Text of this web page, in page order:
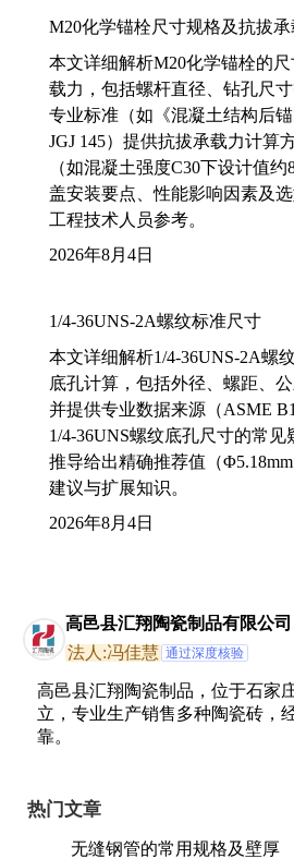
M20化学锚栓尺寸规格及抗拔
本文详细解析M20化学锚栓的
载力，包括螺杆直径、钻孔尺
专业标准（如《混凝土结构后锚
JGJ 145）提供抗拔承载力计算
（如混凝土强度C30下设计值
盖安装要点、性能影响因素及
工程技术人员参考。
2026年8月4日
1/4-36UNS-2A螺纹标准尺寸
本文详细解析1/4-36UNS-2A螺
底孔计算，包括外径、螺距、
并提供专业数据来源（ASME
1/4-36UNS螺纹底孔尺寸的常
推导给出精确推荐值（
建议与扩展知识。
2026年8月4日
高邑县汇翔陶瓷制品有限公司
法人:冯佳慧 通过深度核验
高邑县汇翔陶瓷制品，位于石家
立，专业生产销售多种陶瓷砖，
靠。
热门文章
无缝钢管的常用规格及壁厚